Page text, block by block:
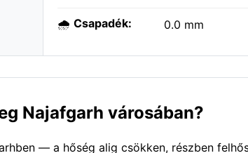
🌧️ Csapadék: 0.0 mm
Najafgarh városában?
— a hőség alig csökken, részben